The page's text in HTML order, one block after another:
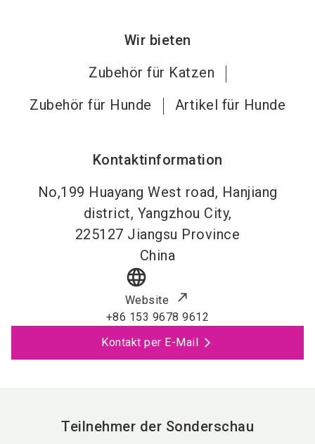
Wir bieten
Zubehör für Katzen
Zubehör für Hunde
Artikel für Hunde
Kontaktinformation
No,199 Huayang West road, Hanjiang
district, Yangzhou City,
225127 Jiangsu Province
China
language
Website
+86 153 9678 9612
Kontakt per E-Mail
Teilnehmer der Sonderschau